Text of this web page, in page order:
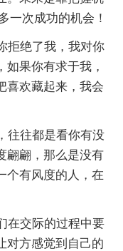
一次成功的机会！
绝了我，我对你
果你有求于我，
喜欢藏起来，我会
往都是看你有没
翩翩，那么是没有
个有风度的人，在
交际的过程中要
对方感觉到自己的